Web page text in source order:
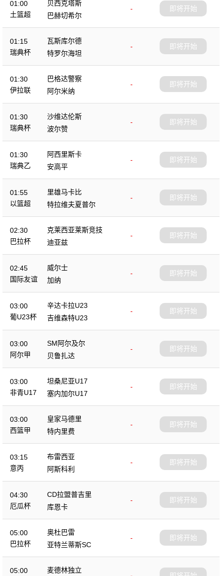
01:00
土篮超
贝西克塔斯
-
巴赫切希尔
即将开始
01:15
瑞典杯
瓦斯库尔德
-
特罗尔海坦
即将开始
01:30
伊拉联
巴格达警察
-
阿尔米纳
即将开始
01:30
瑞典杯
沙维达伦斯
-
波尔赞
即将开始
01:30
瑞典乙
阿西里斯卡
-
安高平
即将开始
01:55
以篮超
里雄马卡比
-
特拉维夫夏普尔
即将开始
02:30
巴拉杯
克莱西亚莱斯竞技
-
迪亚兹
即将开始
02:45
国际友谊
威尔士
-
加纳
即将开始
03:00
葡U23杯
辛达卡拉U23
-
吉维森特U23
即将开始
03:00
阿尔甲
SM阿尔及尔
-
贝鲁扎达
即将开始
03:00
非青U17
坦桑尼亚U17
-
塞内加尔U17
即将开始
03:00
西篮甲
皇家马德里
-
特内里费
即将开始
03:15
意丙
布雷西亚
-
阿斯科利
即将开始
04:30
厄瓜杯
CD拉盟普吉里
-
库恩卡
即将开始
05:00
巴拉杯
奥杜巴雷
-
亚特兰蒂斯SC
即将开始
05:00
麦德林独立